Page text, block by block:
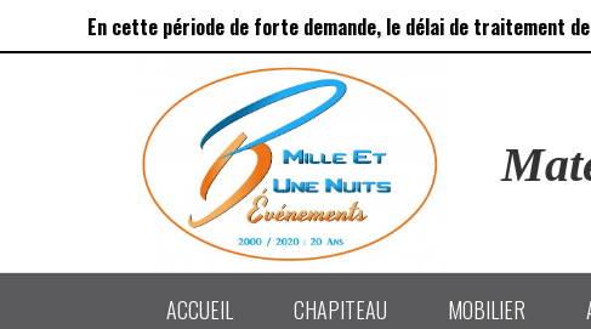
En cette période de forte demande, le délai de traitement
ACCUEIL CHAPITEAU MOBILIER